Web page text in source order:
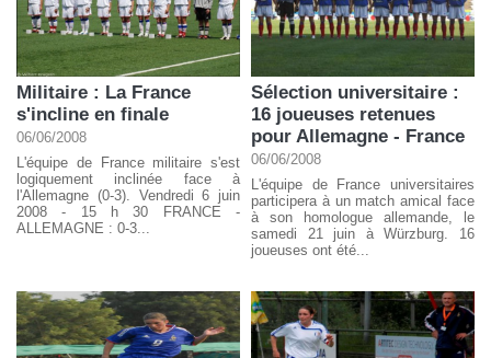
Militaire : La France
s'incline en finale
06/06/2008
L'équipe de France militaire s'est
logiquement inclinée face à
l'Allemagne (0-3). Vendredi 6 juin
2008 - 15 h 30 FRANCE -
ALLEMAGNE : 0-3...
Sélection universitaire :
16 joueuses retenues
pour Allemagne - France
06/06/2008
L'équipe de France universitaires
participera à un match amical face
à son homologue allemande, le
samedi 21 juin à Würzburg. 16
joueuses ont été...